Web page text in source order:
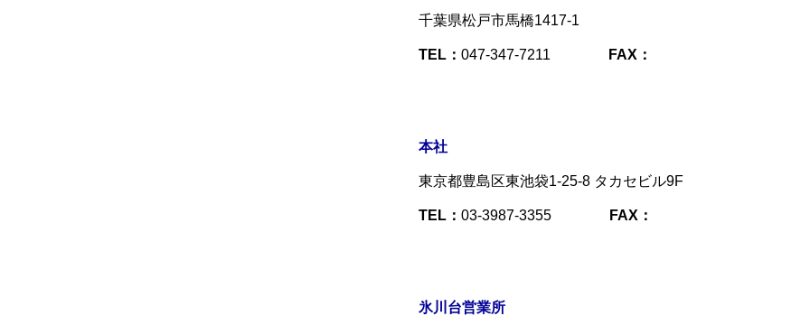
千葉県松戸市馬橋1417-1
TEL： 047-347-7211 FAX：
本社
東京都豊島区東池袋1-25-8 タカセビル9F
TEL： 03-3987-3355 FAX：
氷川台営業所